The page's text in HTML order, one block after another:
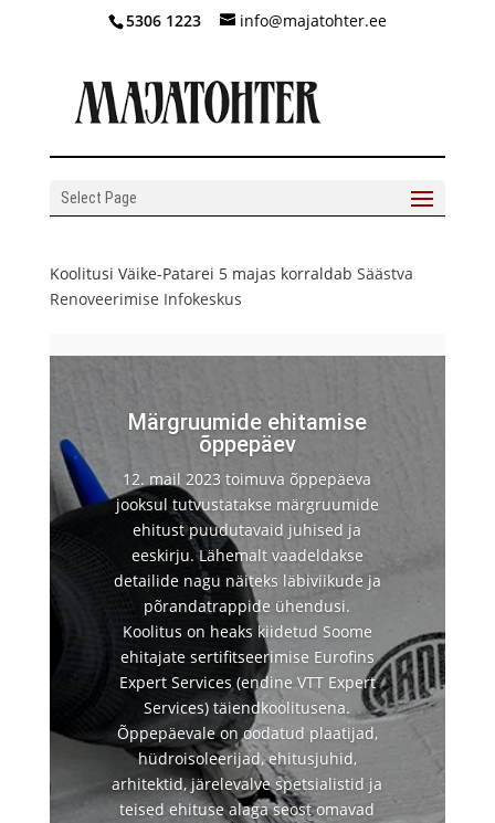
5306 1223 info@majatohter.ee
Select Page
Koolitusi Väike-Patarei 5 majas korraldab Säästva
Renoveerimise Infokeskus
Märgruumide ehitamise
õppepäev
12. mail 2023 toimuva õppepäeva
jooksul tutvustatakse märgruumide
ehitust puudutavaid juhised ja
eeskirju. Lähemalt vaadeldakse
detailide nagu näiteks läbiviikude ja
põrandatrappide ühendusi.
Koolitus on heaks kiidetud Soome
ehitajate sertifitseerimise Eurofins
Expert Services (endine VTT Expert
Services) täiendkoolitusena.
Õppepäevale on oodatud plaatijad,
hüdroisoleerijad, ehitusjuhid,
arhitektid, järelevalve spetsialistid ja
teised ehituse alaga seost omavad